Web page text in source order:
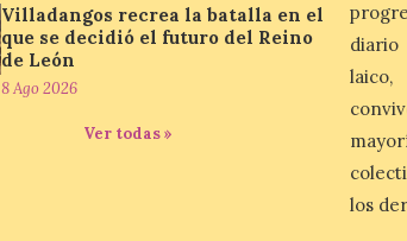
Villadangos recrea la batalla en el
que se decidió el futuro del Reino
de León
8 Ago 2026
Ver todas »
diario
los